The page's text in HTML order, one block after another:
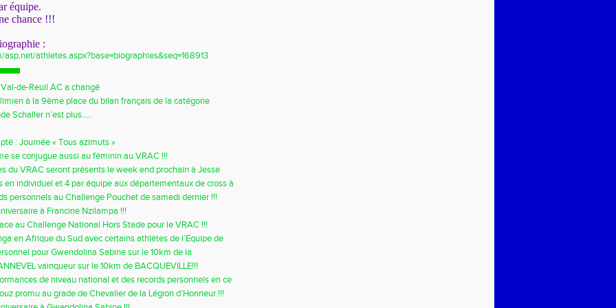
équipe.
chance !!!
:
athletes.aspx?base=biographies&seq=168913
de-Reuil AC a changé
à la 9ème place du bilan français de la catégorie
200m !!!
Schaller n’est plus…..
: Journée « Tous azimuts »
se conjugue aussi au féminin au VRAC !!!
du VRAC seront présents le week end prochain à Jesse
en individuel et 4 par équipe aux départementaux de cross à
personnels au Challenge Pouchet de samedi dernier !!!
à Francine Nzilampa !!!
au Challenge National Hors Stade pour le VRAC !!!
en Afrique du Sud avec certains athlètes de l’Equipe de
pour Gwendolina Sabine sur le 10km de la
vainqueur sur le 10km de BACQUEVILLE!!!
de niveau national et des records personnels en ce
2014 !!!
promu au grade de Chevalier de la Légion d’Honneur !!!